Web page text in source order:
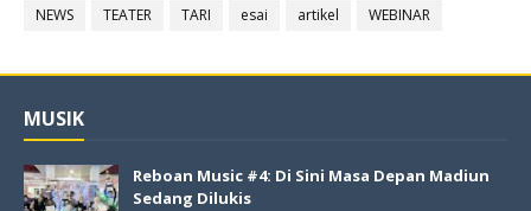
NEWS
TEATER TARI esai artikel WEBINAR
MUSIK
Reboan Music #4: Di Sini Masa Depan Madiun
Sedang Dilukis